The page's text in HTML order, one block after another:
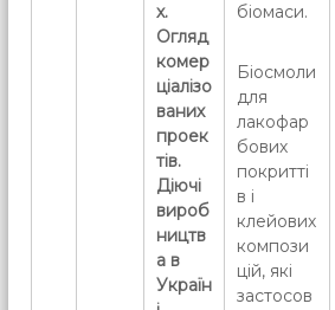
х.
Огляд
комер
ціалізо
ваних
проек
тів.
Діючі
вироб
ництв
а в
Україн
біомаси.
Біосмоли
для
лакофар
бових
покритті
в і
клейових
компози
цій, які
застосов